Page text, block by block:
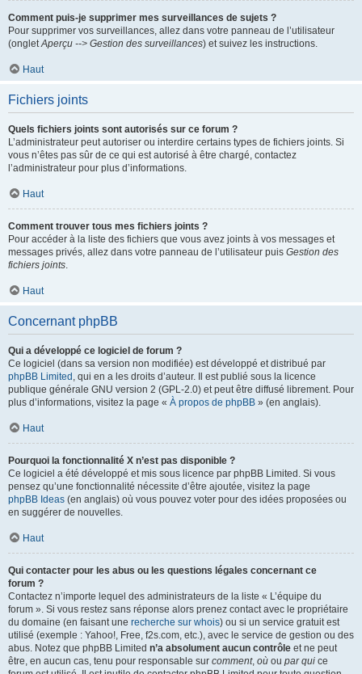
Comment puis-je supprimer mes surveillances de sujets ?
Pour supprimer vos surveillances, allez dans votre panneau de l’utilisateur
(ongletAperçu --> Gestion des surveillances) et suivez les instructions.
Haut
Fichiers joints
Quels fichiers joints sont autorisés sur ce forum ?
L’administrateur peut autoriser ou interdire certains types de fichiers joints. Si
vous n’êtes pas sûr de ce qui est autorisé à être chargé, contactez
l’administrateur pour plus d’informations.
Haut
Comment trouver tous mes fichiers joints ?
Pour accéder à la liste des fichiers que vous avez joints à vos messages et
messages privés, allez dans votre panneau de l’utilisateur puis Gestion des
fichiers joints.
Haut
Concernant phpBB
Qui a développé ce logiciel de forum ?
Ce logiciel (dans sa version non modifiée) est développé et distribué par
phpBB Limited , qui en a les droits d’auteur. Il est publié sous la licence
publique générale GNU version 2 (GPL-2.0) et peut être diffusé librement. Pour
plus d’informations, visitez la page « À propos de phpBB » (en anglais).
Haut
Pourquoi la fonctionnalité X n’est pas disponible ?
Ce logiciel a été développé et mis sous licence par phpBB Limited. Si vous
pensez qu’une fonctionnalité nécessite d’être ajoutée, visitez la page
phpBB Ideas (en anglais) où vous pouvez voter pour des idées proposées ou
en suggérer de nouvelles.
Haut
Qui contacter pour les abus ou les questions légales concernant ce
forum ?
Contactez n’importe lequel des administrateurs de la liste « L’équipe du
forum ». Si vous restez sans réponse alors prenez contact avec le propriétaire
du domaine (en faisant une recherche sur whois) ou si un service gratuit est
utilisé (exemple : Yahoo!, Free, f2s.com, etc.), avec le service de gestion ou des
abus. Notez que phpBB Limited n’a absolument aucun contrôle et ne peut
être, en aucun cas, tenu pour responsable sur comment, où ou par qui ce